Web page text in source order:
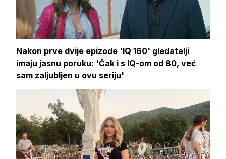
Nakon prve dvije epizode 'IQ 160' gledatelji
imaju jasnu poruku: 'Čak i s IQ-om od 80, već
sam zaljubljen u ovu seriju'